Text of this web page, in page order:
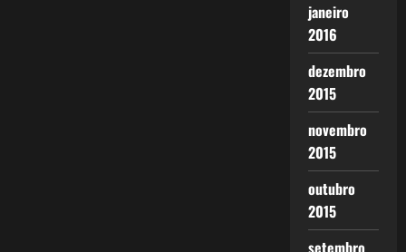
janeiro
2016
dezembro
2015
novembro
2015
outubro
2015
setembro